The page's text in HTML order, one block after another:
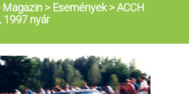
Magazin > Események>ACCH
1997 nyár